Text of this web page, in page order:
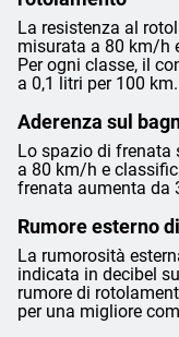
La resistenza al
misurata a 80 km/h
Per ogni classe, il
a 0,1 litri per 100 km.
Aderenza sul
Lo spazio di frenata
a 80 km/h e
frenata aumenta da
Rumore esterno
La rumorosità
indicata in decibel
rumore di
per una migliore